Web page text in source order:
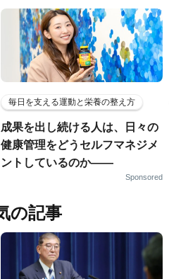
毎日を支える運動と栄養の整え方
成果を出し続ける人は、日々の
健康管理をどうセルフマネジメ
ントしているのか——
Sponsored
の記事